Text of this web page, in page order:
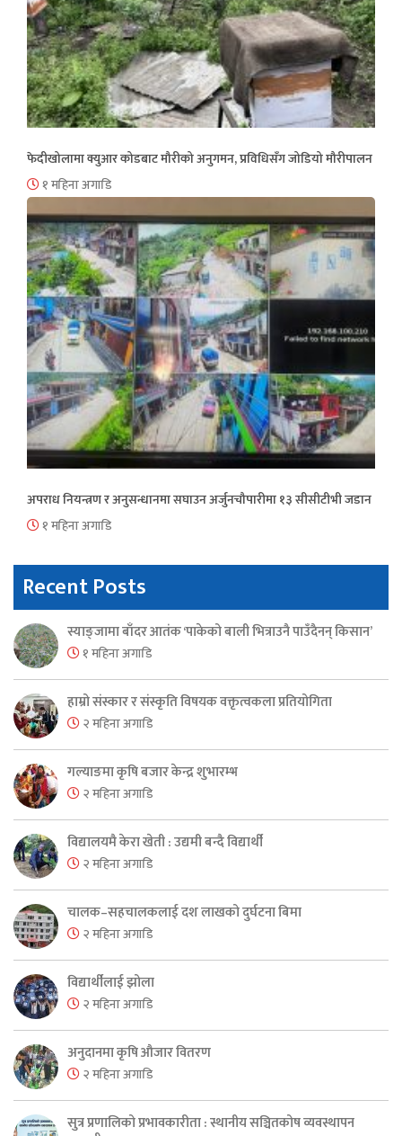
फेदीखोलामा क्युआर कोडबाट मौरीको अनुगमन, प्रविधिसँग जोडियो मौरीपालन
१ महिना अगाडि
अपराध नियन्त्रण र अनुसन्धानमा सघाउन अर्जुनचौपारीमा १३ सीसीटीभी जडान
१ महिना अगाडि
Recent Posts
स्याङ्जामा बाँदर आतंक ‘पाकेको बाली भित्राउनै पाउँदैनन् किसान’
१ महिना अगाडि
हाम्रो संस्कार र संस्कृति विषयक वक्तृत्वकला प्रतियोगिता
२ महिना अगाडि
गल्याङमा कृषि बजार केन्द्र शुभारम्भ
२ महिना अगाडि
विद्यालयमै केरा खेती : उद्यमी बन्दै विद्यार्थी
२ महिना अगाडि
चालक–सहचालकलाई दश लाखको दुर्घटना बिमा
२ महिना अगाडि
विद्यार्थीलाई झोला
२ महिना अगाडि
अनुदानमा कृषि औजार वितरण
२ महिना अगाडि
सुत्र प्रणालिको प्रभावकारीता : स्थानीय सञ्चितकोष व्यवस्थापन